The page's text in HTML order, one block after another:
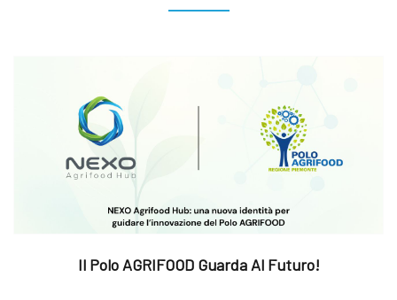
Il Polo AGRIFOOD Guarda Al Futuro!